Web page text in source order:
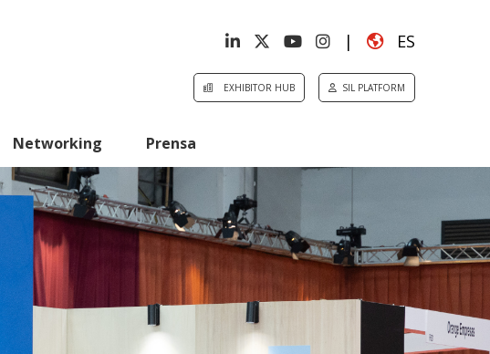
| ES
EXHIBITOR HUB SIL PLATFORM
Networking Prensa